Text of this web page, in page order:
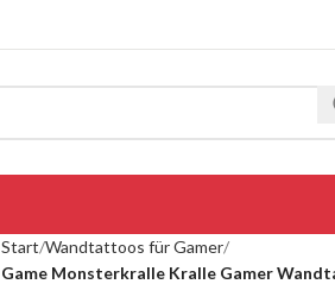
Start Wandtattoos für Gamer
Game Monsterkralle Kralle Gamer